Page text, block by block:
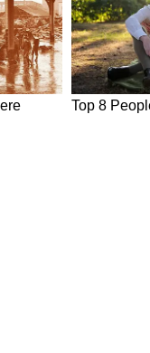
बाद फिर से मैदे में
और तैयार
तैरने लगें, तो